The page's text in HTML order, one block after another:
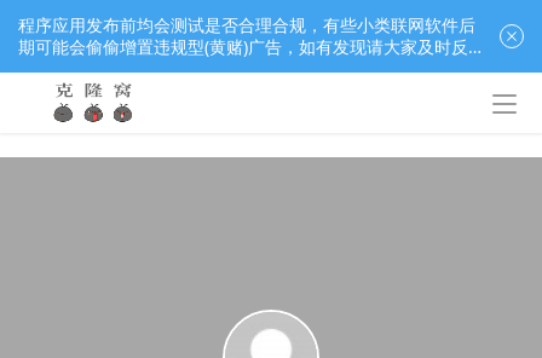
程序应用发布前均会测试是否合理合规，有些小类联网软件后
期可能会偷偷增置违规型(黄赌)广告，如有发现请大家及时反
馈窝长进行处理，共同监督维护良好的程序应用下载社区！